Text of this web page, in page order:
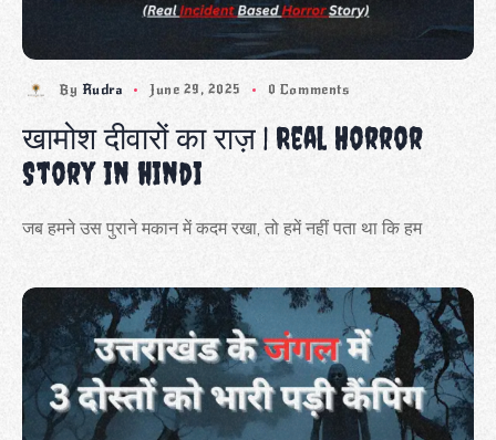
By Rudra June 29, 2025 0 Comments
खामोश दीवारों का राज़ | Real Horror
Story in hindi
जब हमने उस पुराने मकान में कदम रखा, तो हमें नहीं पता था कि हम